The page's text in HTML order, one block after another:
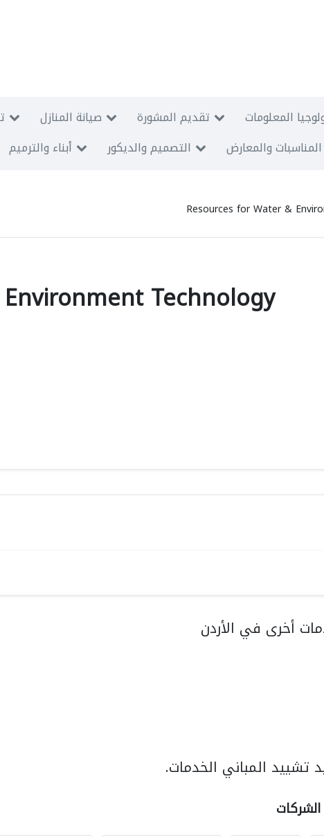
صيانة المنازل تقديم المشورة
المعلومات
أبناء والترميم التصميم والديكور والمعارض
Resources for Water &
Technology
أخرى في الأردن
تشييد المباني الخدمات.